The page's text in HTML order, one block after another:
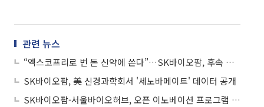
관련 뉴스
“엑스코프리로 번 돈 신약에 쓴다”…SK바이오팜, 후속 파이프라인 구축 본격화
SK바이오팜, 美 신경과학회서 '세노바메이트' 데이터 공개
SK바이오팜-서울바이오허브, 오픈 이노베이션 프로그램 협약식 개최